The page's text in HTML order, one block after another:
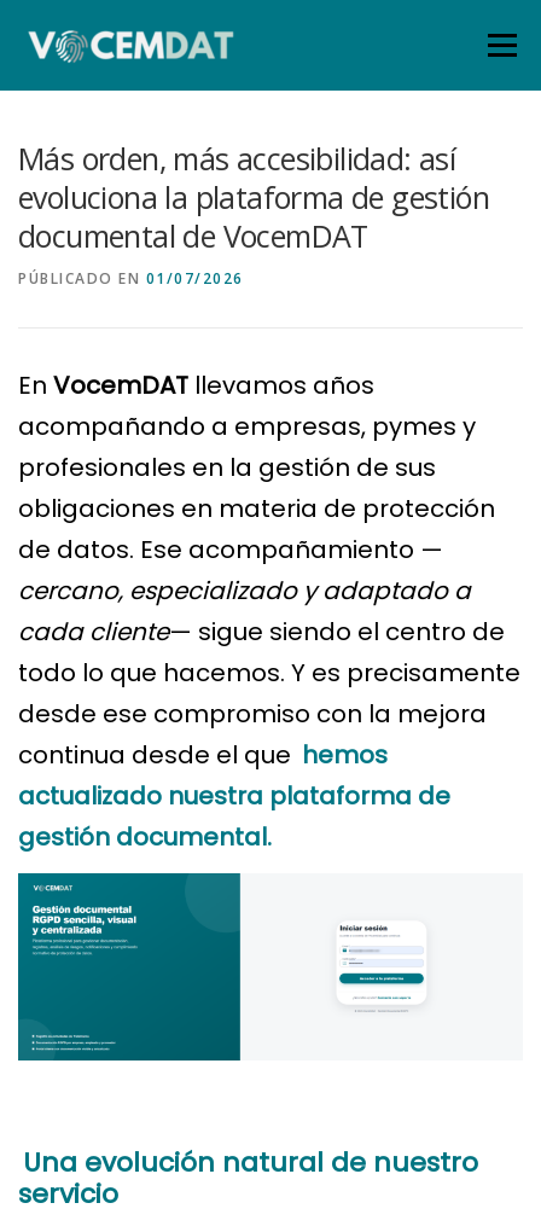
Menú
QUIÉNES SOMOS BLOG ÁREA CLIENTES
Más orden, más accesibilidad: así
evoluciona la plataforma de gestión
documental de VocemDAT
PÚBLICADO EN 01/07/2026
En VocemDAT llevamos años
acompañando a empresas, pymes y
profesionales en la gestión de sus
obligaciones en materia de protección
de datos. Ese acompañamiento —
cercano, especializado y adaptado a
cada cliente— sigue siendo el centro de
todo lo que hacemos. Y es precisamente
desde ese compromiso con la mejora
continua desde el que hemos
actualizado nuestra plataforma de
gestión documental.
Una evolución natural de nuestro
servicio